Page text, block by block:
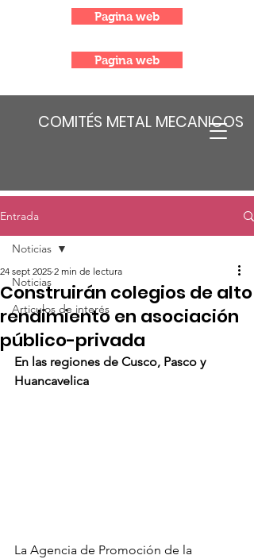
COMITÉS METAL MECANICOS
Pagina web
Pagina web
Entrada
Noticias
Articulos de interés
Noticias
Construirán colegios de alto
rendimiento en asociación
público-privada
24 sept 2025 2 min de lectura
En las regiones de Cusco, Pasco y
Huancavelica
La Agencia de Promoción de la